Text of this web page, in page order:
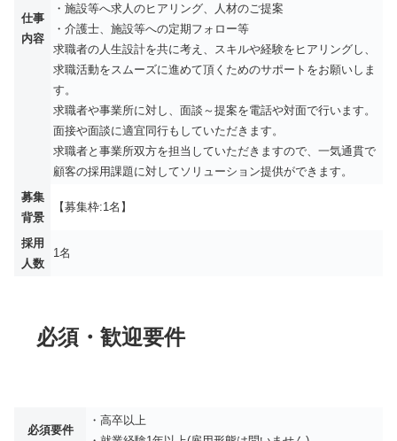
仕事
内容
・施設等へ求人のヒアリング、人材のご提案
・介護士、施設等への定期フォロー等
求職者の人生設計を共に考え、スキルや経験をヒアリングし、
求職活動をスムーズに進めて頂くためのサポートをお願いしま
す。
求職者や事業所に対し、面談～提案を電話や対面で行います。
面接や面談に適宜同行もしていただきます。
求職者と事業所双方を担当していただきますので、一気通貫で
顧客の採用課題に対してソリューション提供ができます。
募集
背景
【募集枠:1名】
採用
人数
1名
必須・歓迎要件
必須要件
・高卒以上